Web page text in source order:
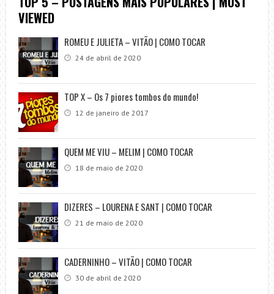
VIEWED
ROMEU E JULIETA – VITÃO | COMO TOCAR
24 de abril de 2020
TOP X – Os 7 piores tombos do mundo!
12 de janeiro de 2017
QUEM ME VIU – MELIM | COMO TOCAR
18 de maio de 2020
DIZERES – LOURENA E SANT | COMO TOCAR
21 de maio de 2020
CADERNINHO – VITÃO | COMO TOCAR
30 de abril de 2020